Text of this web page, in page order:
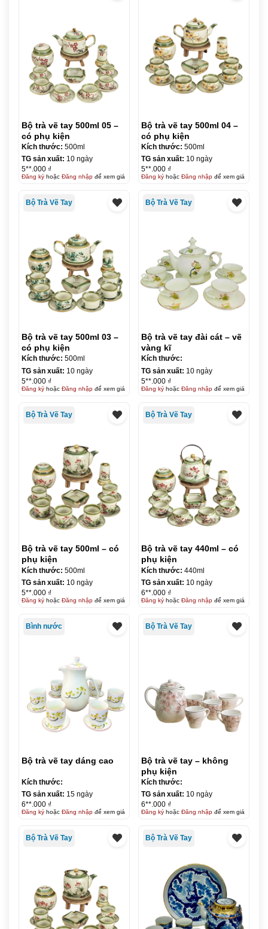
Bộ trà vẽ tay 500ml 05 –
có phụ kiện
Kích thước: 500ml
TG sản xuất: 10 ngày
5**.000 ₫
Đăng kýhoặc Đăng nhậpđể xem giá
Bộ trà vẽ tay 500ml 04 –
có phụ kiện
Kích thước: 500ml
TG sản xuất: 10 ngày
5**.000 ₫
Đăng kýhoặc Đăng nhậpđể xem giá
Bộ Trà Vẽ Tay
Bộ trà vẽ tay 500ml 03 –
có phụ kiện
Kích thước: 500ml
TG sản xuất: 10 ngày
5**.000 ₫
Đăng kýhoặc Đăng nhậpđể xem giá
Bộ Trà Vẽ Tay
Bộ trà vẽ tay đài cát – vẽ
vàng kĩ
Kích thước:
TG sản xuất: 10 ngày
5**.000 ₫
Đăng kýhoặc Đăng nhậpđể xem giá
Bộ Trà Vẽ Tay
Bộ trà vẽ tay 500ml – có
phụ kiện
Kích thước: 500ml
TG sản xuất: 10 ngày
5**.000 ₫
Đăng kýhoặc Đăng nhậpđể xem giá
Bộ Trà Vẽ Tay
Bộ trà vẽ tay 440ml – có
phụ kiện
Kích thước: 440ml
TG sản xuất: 10 ngày
6**.000 ₫
Đăng kýhoặc Đăng nhậpđể xem giá
Bình nước
Bộ trà vẽ tay dáng cao
Kích thước:
TG sản xuất: 15 ngày
6**.000 ₫
Đăng kýhoặc Đăng nhậpđể xem giá
Bộ Trà Vẽ Tay
Bộ trà vẽ tay – không
phụ kiện
Kích thước:
TG sản xuất: 10 ngày
6**.000 ₫
Đăng kýhoặc Đăng nhậpđể xem giá
Bộ Trà Vẽ Tay Bộ Trà Vẽ Tay